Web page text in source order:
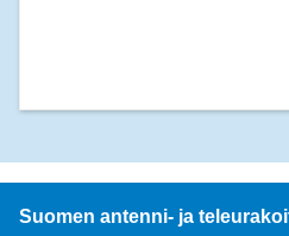
Suomen antenni- ja